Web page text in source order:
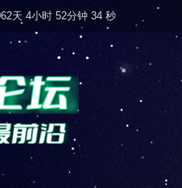
天 4小时 52分钟 34 秒